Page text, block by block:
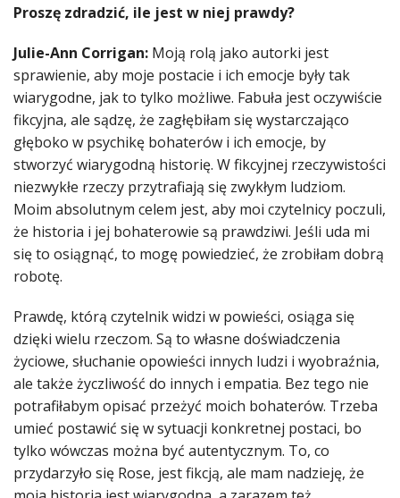
Proszę zdradzić, ile jest w niej prawdy?
Julie-Ann Corrigan: Moją rolą jako autorki jest
sprawienie, aby moje postacie i ich emocje były tak
wiarygodne, jak to tylko możliwe. Fabuła jest oczywiście
fikcyjna, ale sądzę, że zagłębiłam się wystarczająco
głęboko w psychikę bohaterów i ich emocje, by
stworzyć wiarygodną historię. W fikcyjnej rzeczywistości
niezwykłe rzeczy przytrafiają się zwykłym ludziom.
Moim absolutnym celem jest, aby moi czytelnicy poczuli,
że historia i jej bohaterowie są prawdziwi. Jeśli uda mi
się to osiągnąć, to mogę powiedzieć, że zrobiłam dobrą
robotę.
Prawdę, którą czytelnik widzi w powieści, osiąga się
dzięki wielu rzeczom. Są to własne doświadczenia
życiowe, słuchanie opowieści innych ludzi i wyobraźnia,
ale także życzliwość do innych i empatia. Bez tego nie
potrafiłabym opisać przeżyć moich bohaterów. Trzeba
umieć postawić się w sytuacji konkretnej postaci, bo
tylko wówczas można być autentycznym. To, co
przydarzyło się Rose, jest fikcją, ale mam nadzieję, że